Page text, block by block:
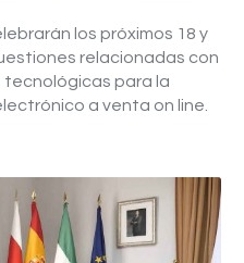
los próximos 18 y
relacionadas con
tecnológicas para la
a venta on line.